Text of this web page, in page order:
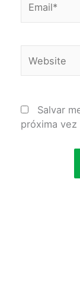
Salvar
próxima